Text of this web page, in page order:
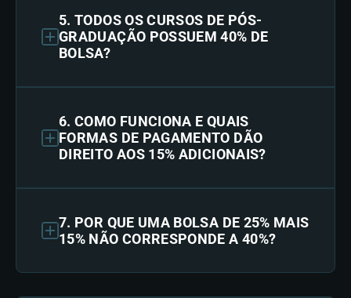
5. TODOS OS CURSOS DE PÓS-
GRADUAÇÃO POSSUEM 40% DE
BOLSA?
6. COMO FUNCIONA E QUAIS
FORMAS DE PAGAMENTO DÃO
DIREITO AOS 15% ADICIONAIS?
7. POR QUE UMA BOLSA DE 25% MAIS
15% NÃO CORRESPONDE A 40%?